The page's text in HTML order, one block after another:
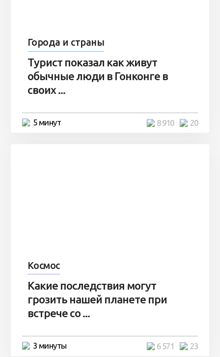
Города и страны
Турист показал как живут
обычные люди в Гонконге в
своих ...
5 минут 20
8 910
Космос
Какие последствия могут
грозить нашей планете при
встрече со ...
3 минуты 23
6 571